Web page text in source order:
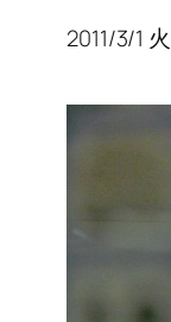
2011/3/1